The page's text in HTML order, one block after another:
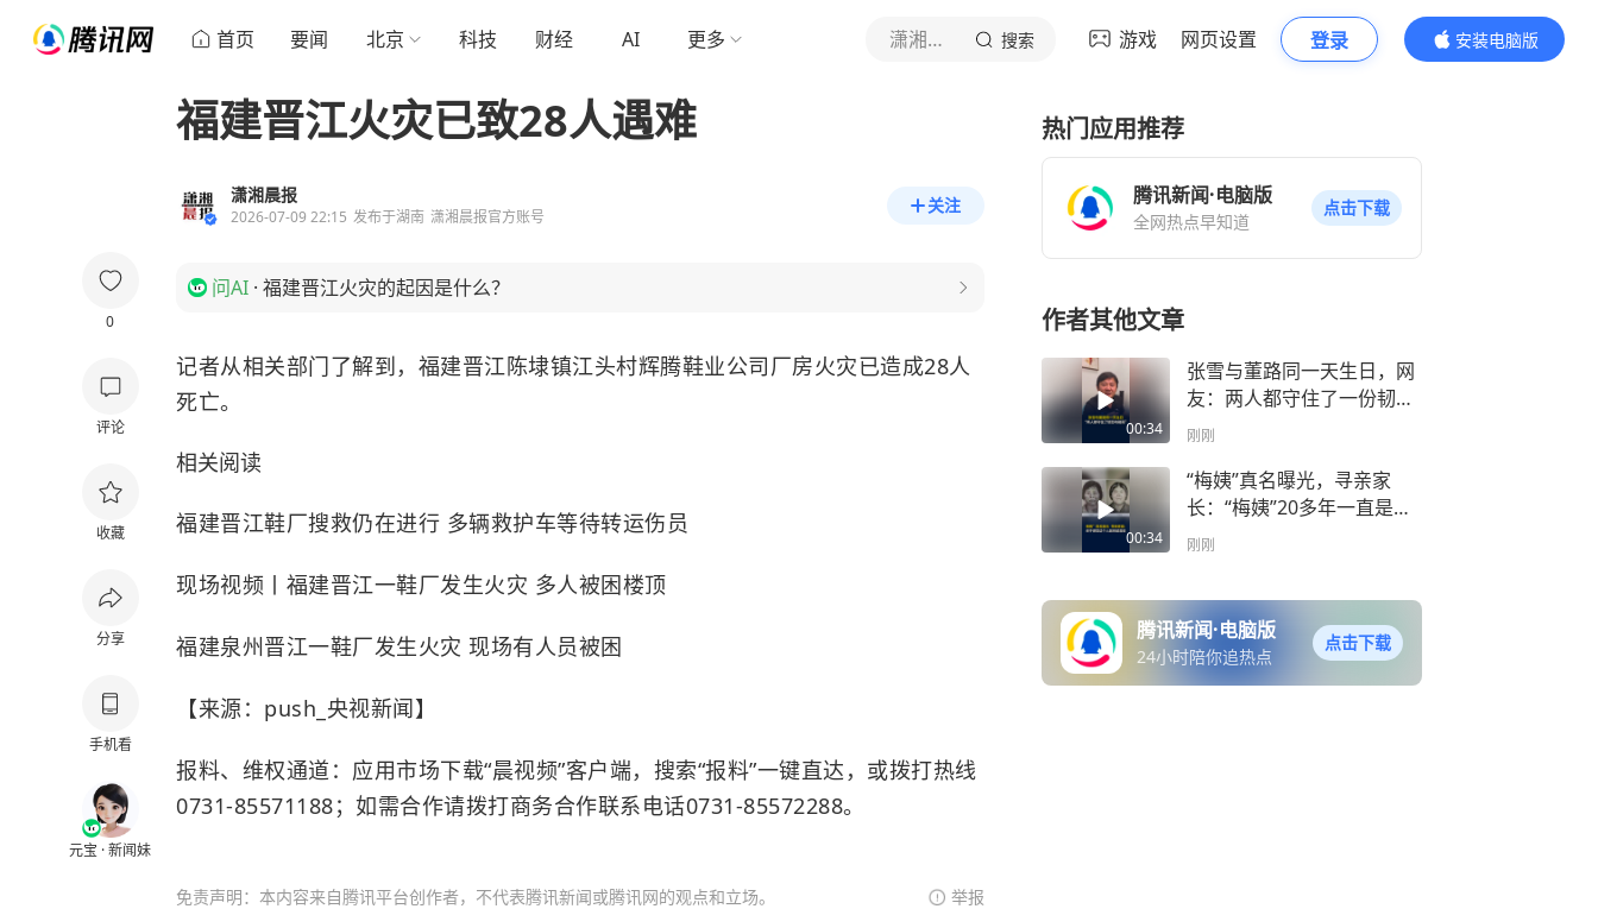
首页 要闻 北京 科技 财经 AI 更多 潇湘晨报 搜索 游戏 网页设置 登录
安装电脑版
内容更精彩
0
评论
收藏
分享
手机看
元宝 · 新闻妹
福建晋江火灾已致28人遇难
潇湘晨报
2026-07-09 22:15 发布于湖南 潇湘晨报官方账号
关注
问AI · 福建晋江火灾的起因是什么？
记者从相关部门了解到，福建晋江陈埭镇江头村辉腾鞋业公司厂房火灾已造成28人
死亡。
相关阅读
福建晋江鞋厂搜救仍在进行 多辆救护车等待转运伤员
现场视频丨福建晋江一鞋厂发生火灾 多人被困楼顶
福建泉州晋江一鞋厂发生火灾 现场有人员被困
【来源：push_央视新闻】
报料、维权通道：应用市场下载“晨视频”客户端，搜索“报料”一键直达，或拨打热线
0731-85571188；如需合作请拨打商务合作联系电话0731-85572288。
免责声明：本内容来自腾讯平台创作者，不代表腾讯新闻或腾讯网的观点和立场。 举报
热门应用推荐
腾讯新闻·电脑版
全网热点早知道
点击下载
作者其他文章
00:34
张雪与董路同一天生日，网
友：两人都守住了一份韧劲
与格局
刚刚
00:34
“梅姨”真名曝光，寻亲家
长：“梅姨”20多年一直是虚
名，终于感觉这个人越来越
刚刚
腾讯新闻·电脑版
24小时陪你追热点
点击下载